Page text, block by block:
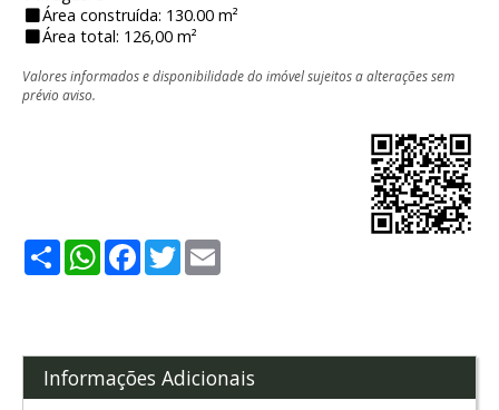
Área construída: 130.00 m²
Área total: 126,00 m²
Valores informados e disponibilidade do imóvel sujeitos a alterações sem
prévio aviso.
ShareWhatsApp
Facebook
Twitter
Informações Adicionais